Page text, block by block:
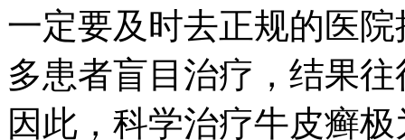
一定要及时去正规的医
多患者盲目治疗，结果
因此，科学治疗牛皮癣